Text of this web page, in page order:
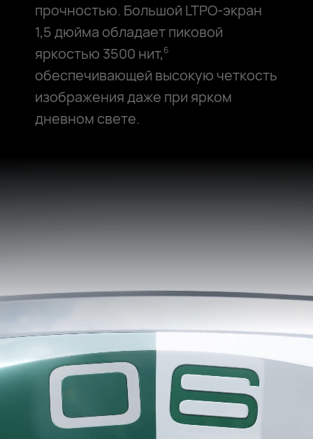
прочностью. Большой LTPO-экран
1,5⁠ дюйма обладает пиковой
яркостью 3500⁠ нит,6
обеспечивающей высокую четкость
изображения даже при ярком
дневном свете.